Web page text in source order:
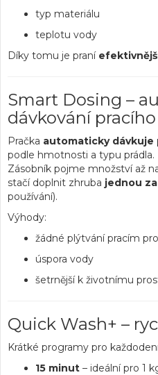
typ materiálu
teplotu vody
Díky tomu je praní
Smart Dosing –
dávkování
Pračka automaticky dávkuje
podle hmotnosti a typu prádla.
Zásobník pojme množství až
stačí doplnit zhruba jednou
používání).
Výhody:
žádné plýtvání pracím
úspora vody
šetrnější k životnímu
Quick Wash+ –
Krátké programy pro
15 minut – ideální pro 1